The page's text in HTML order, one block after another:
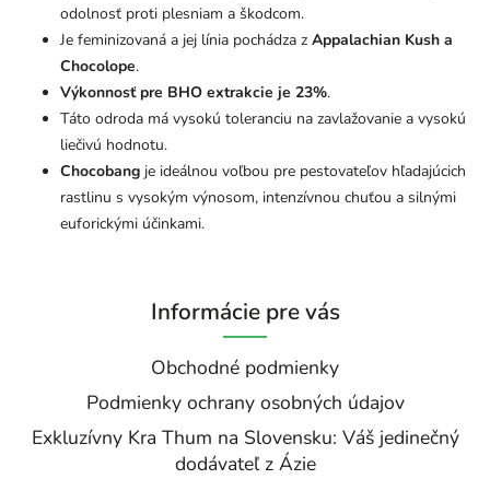
odolnosť proti plesniam a škodcom.
Je feminizovaná a jej línia pochádza z Appalachian Kush a
Chocolope.
Výkonnosť pre BHO extrakcie je 23%.
Táto odroda má vysokú toleranciu na zavlažovanie a vysokú
liečivú hodnotu.
Chocobang je ideálnou voľbou pre pestovateľov hľadajúcich
rastlinu s vysokým výnosom, intenzívnou chuťou a silnými
euforickými účinkami.
Informácie pre vás
Obchodné podmienky
Podmienky ochrany osobných údajov
Exkluzívny Kra Thum na Slovensku: Váš jedinečný
dodávateľ z Ázie